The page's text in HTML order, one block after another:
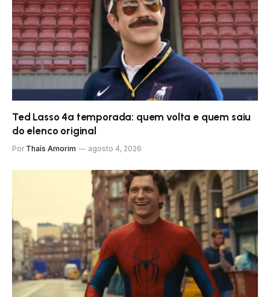
Ted Lasso 4ª temporada: quem volta e quem saiu
do elenco original
Por Thaís Amorim agosto 4, 2026